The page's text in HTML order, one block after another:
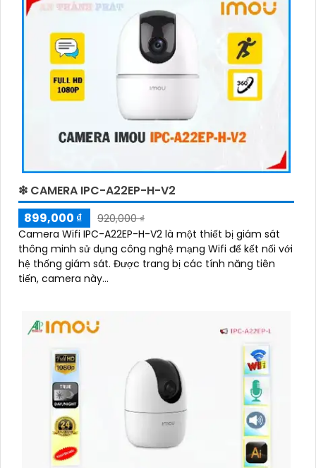
❇ CAMERA IPC-A22EP-H-V2
899,000 ₫
920,000 ₫
Camera Wifi IPC-A22EP-H-V2 là một thiết bị giám sát
thông minh sử dụng công nghệ mạng Wifi để kết nối với
hệ thống giám sát. Được trang bị các tính năng tiên
tiến, camera này...